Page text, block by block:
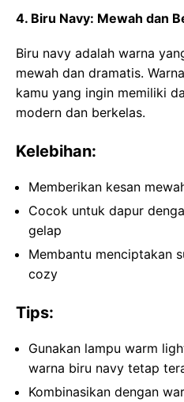
4. Biru Navy: Mewah dan
Biru navy adalah warna
mewah dan dramatis.
kamu yang ingin memiliki
modern dan berkelas.
Kelebihan:
Memberikan kesan
Cocok untuk dapur
gelap
Membantu menciptakan
cozy
Tips:
Gunakan lampu warm
warna biru navy tetap
Kombinasikan dengan